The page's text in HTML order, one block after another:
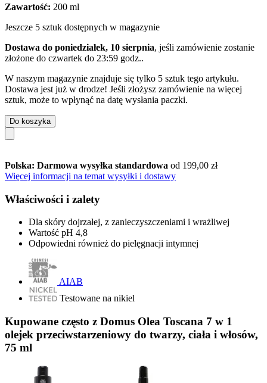
Zawartość: 200 ml
Jeszcze 5 sztuk dostępnych w magazynie
Dostawa do poniedziałek, 10 sierpnia, jeśli zamówienie zostanie
złożone do czwartek do 23:59 godz..
W naszym magazynie znajduje się tylko 5 sztuk tego artykułu.
Dostawa jest już w drodze! Jeśli złożysz zamówienie na więcej
sztuk, może to wpłynąć na datę wysłania paczki.
Do koszyka
Polska: Darmowa wysyłka standardowa od 199,00 zł
Więcej informacji na temat wysyłki i dostawy
Właściwości i zalety
Dla skóry dojrzałej, z zanieczyszczeniami i wrażliwej
Wartość pH 4,8
Odpowiedni również do pielęgnacji intymnej
AIAB
Testowane na nikiel
Kupowane często z Domus Olea Toscana 7 w 1
olejek przeciwstarzeniowy do twarzy, ciała i włosów,
75 ml